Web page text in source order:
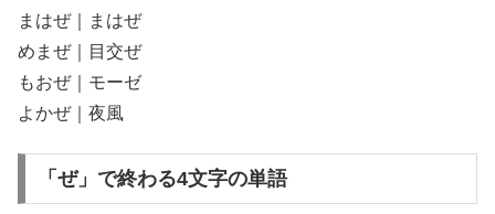
まはぜ｜まはぜ
めまぜ｜目交ぜ
もおぜ｜モーゼ
よかぜ｜夜風
「ぜ」で終わる4文字の単語